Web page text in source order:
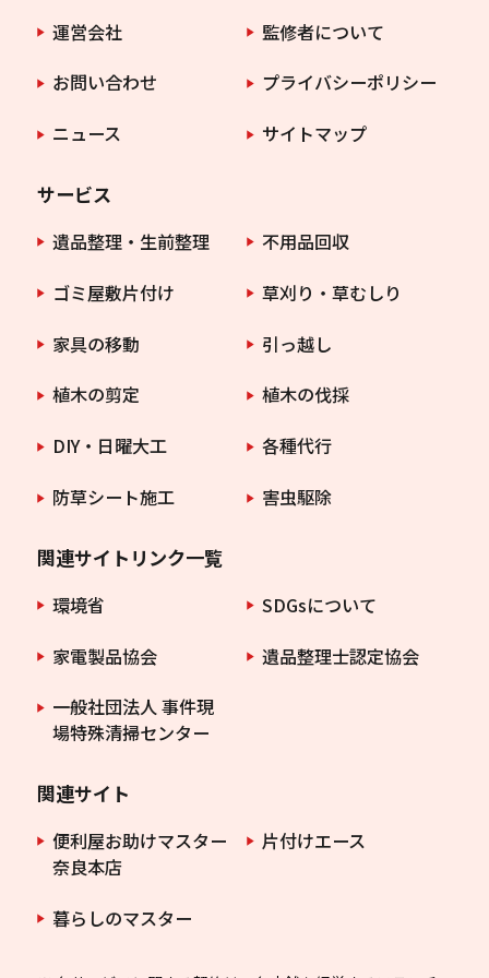
運営会社
監修者について
お問い合わせ
プライバシーポリシー
ニュース
サイトマップ
サービス
遺品整理・生前整理
不用品回収
ゴミ屋敷片付け
草刈り・草むしり
家具の移動
引っ越し
植木の剪定
植木の伐採
DIY・日曜大工
各種代行
防草シート施工
害虫駆除
関連サイトリンク一覧
環境省
SDGsについて
家電製品協会
遺品整理士認定協会
一般社団法人 事件現
場特殊清掃センター
関連サイト
便利屋お助けマスター
奈良本店
片付けエース
暮らしのマスター